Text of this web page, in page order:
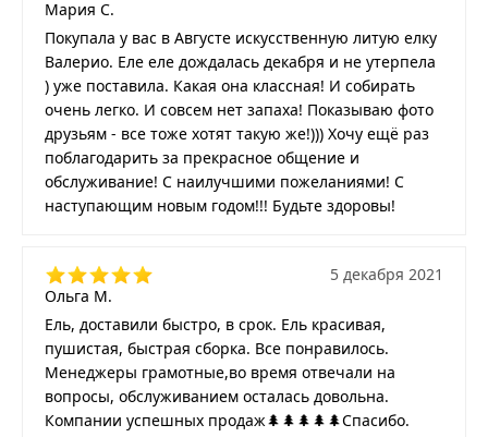
Мария С.
Покупала у вас в Августе искусственную литую елку
Валерио. Еле еле дождалась декабря и не утерпела
) уже поставила. Какая она классная! И собирать
очень легко. И совсем нет запаха! Показываю фото
друзьям - все тоже хотят такую же!))) Хочу ещё раз
поблагодарить за прекрасное общение и
обслуживание! С наилучшими пожеланиями! С
наступающим новым годом!!! Будьте здоровы!
Ольга М.
5 декабря 2021
Ель, доставили быстро, в срок. Ель красивая,
пушистая, быстрая сборка. Все понравилось.
Менеджеры грамотные,во время отвечали на
вопросы, обслуживанием осталась довольна.
Компании успешных продаж🌲🌲🌲🌲🌲Спасибо.